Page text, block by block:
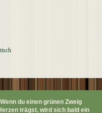
Wenn du einen grünen Zweig
trägst, wird sich bald ein